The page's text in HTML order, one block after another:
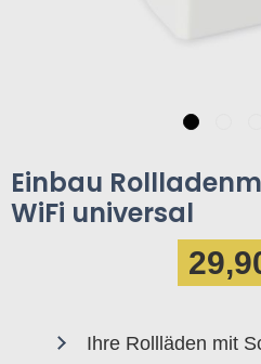
Einbau
WiFi universal
Ihre Rollläden mit